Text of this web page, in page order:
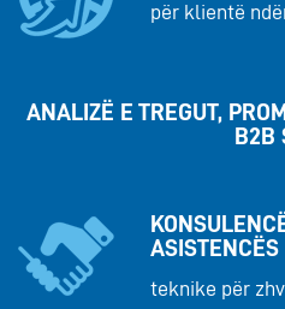
për klientë
ANALIZË E TREGUT,
B2B
ASISTENCËS
teknike për